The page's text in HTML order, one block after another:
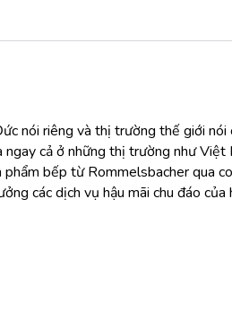
nói riêng và thị trường thế giới nói
cả ở những thị trường như Việt
bếp từ Rommelsbacher qua
các dịch vụ hậu mãi chu đáo của